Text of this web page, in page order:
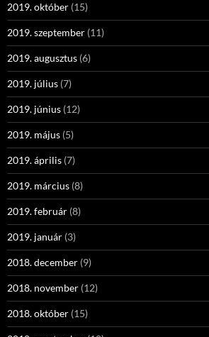
2019. október (15)
2019. szeptember (11)
2019. augusztus (6)
2019. július (7)
2019. június (12)
2019. május (5)
2019. április (7)
2019. március (8)
2019. február (8)
2019. január (3)
2018. december (9)
2018. november (12)
2018. október (15)